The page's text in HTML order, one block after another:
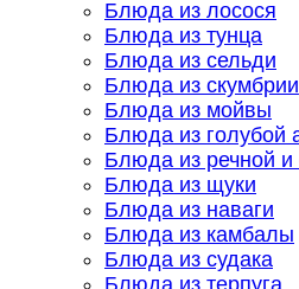
Блюда из лосося
Блюда из тунца
Блюда из сельди
Блюда из скумбрии
Блюда из мойвы
Блюда из голубой
Блюда из речной
Блюда из щуки
Блюда из наваги
Блюда из камбалы
Блюда из судака
Блюда из терпуга